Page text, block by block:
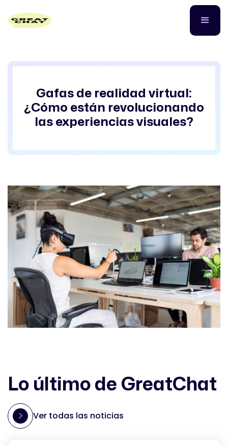
Gafas de realidad virtual:
¿Cómo están revolucionando
las experiencias visuales?
Lo último de GreatChat
Ver todas las noticias